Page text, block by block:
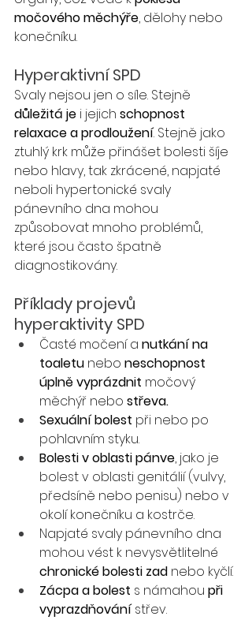
močového měchýře, dělohy nebo
konečníku.
Hyperaktivní SPD
Svaly nejsou jen o síle. Stejně
důležitá je i jejich schopnost
relaxace a prodloužení. Stejně jako
ztuhlý krk může přinášet bolesti šíje
nebo hlavy, tak zkrácené, napjaté
neboli hypertonické svaly
pánevního dna mohou
způsobovat mnoho problémů,
které jsou často špatně
diagnostikovány.
Příklady projevů
hyperaktivity SPD
Časté močení a nutkání na
toaletu nebo neschopnost
úplně vyprázdnit močový
měchýř nebo střeva.
Sexuální bolest při nebo po
pohlavním styku.
Bolesti v oblasti pánve, jako je
bolest v oblasti genitálií (vulvy,
předsíně nebo penisu) nebo v
okolí konečníku a kostrče.
Napjaté svaly pánevního dna
mohou vést k nevysvětlitelné
chronické bolesti zad nebo kyčlí.
Zácpaabolest s námahou při
vyprazdňování střev.